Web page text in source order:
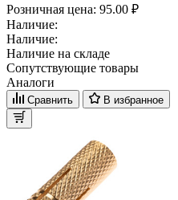
Розничная цена: 95.00 ₽
Наличие:
Наличие:
Наличие на складе
Сопутствующие товары
Аналоги
Сравнить В избранное